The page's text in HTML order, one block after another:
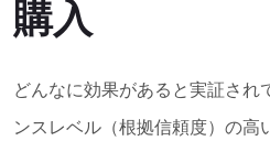
購入
どんなに効果があると実証さ
ンスレベル（根拠信頼度）の高